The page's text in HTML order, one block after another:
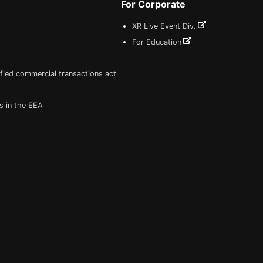
commercial transactions act
in the EEA
For Corporate
XR Live Event Div.
For Education